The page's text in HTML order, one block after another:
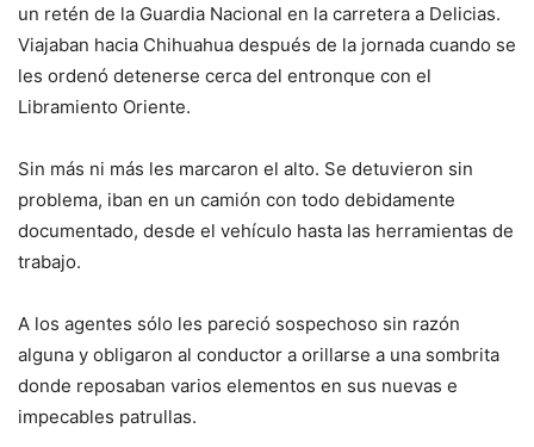
un retén de la Guardia Nacional en la carretera a Delicias.
Viajaban hacia Chihuahua después de la jornada cuando se
les ordenó detenerse cerca del entronque con el
Libramiento Oriente.
Sin más ni más les marcaron el alto. Se detuvieron sin
problema, iban en un camión con todo debidamente
documentado, desde el vehículo hasta las herramientas de
trabajo.
A los agentes sólo les pareció sospechoso sin razón
alguna y obligaron al conductor a orillarse a una sombrita
donde reposaban varios elementos en sus nuevas e
impecables patrullas.